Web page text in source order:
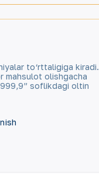
to‘rttaligiga kiradi.
mahsulot olishgacha
soflikdagi oltin